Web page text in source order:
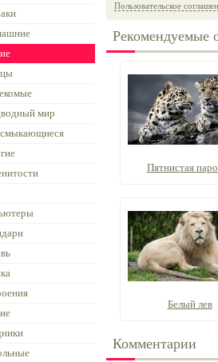
мир
Пользовательское
Рекомендуемые
Пятнистая
Белый лев
Комментарии